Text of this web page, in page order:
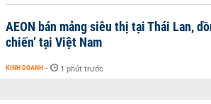
AEON bán mảng siêu thị tại Thái Lan,
chiến’ tại Việt Nam
KINH DOANH - 1 phút trước